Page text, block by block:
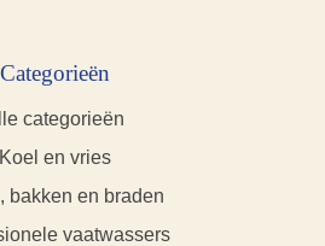
Categorieën
categorieën
Koel en vries
bakken en braden
vaatwassers